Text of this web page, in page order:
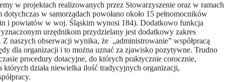
w projektach realizowanych przez Stowarzyszenie oraz w ramach
w samorządach powołano około 15 pełnomocników
i powiatów w woj. Śląskim wynosi 184). Dodatkowo funkcja
urzędnikom przydzielany jest dodatkowy zakres
naszych obserwacji wynika, że „administrowanie” współpracą
dla organizacji i to można uznać za zjawisko pozytywne. Trudno
procedury dotacyjne, do których praktycznie corocznie,
których działa niewielka ilość tradycyjnych organizacji,